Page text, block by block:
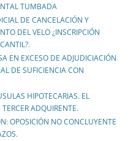
TUMBADA
DE CANCELACIÓN Y
DEL VELO ¿INSCRIPCIÓN
EN EXCESO DE ADJUDICIACIÓN
DE SUFICIENCIA CON
HIPOTECARIAS. EL
ADQUIRENTE.
OPOSICIÓN NO CONCLUYENTE